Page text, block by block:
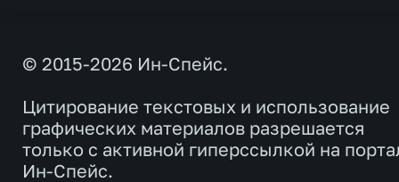
© 2015-2026 Ин-Спейс.
Цитирование текстовых и использование
графических материалов разрешается
только с активной гиперссылкой на
Ин-Спейс.